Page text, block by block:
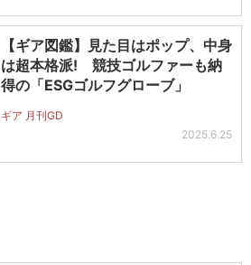
【ギア図鑑】見た目はポップ、中身
は超本格派! 競技ゴルファーも納
得の「ESGゴルフグローブ」
ギア 月刊GD
2025.6.25